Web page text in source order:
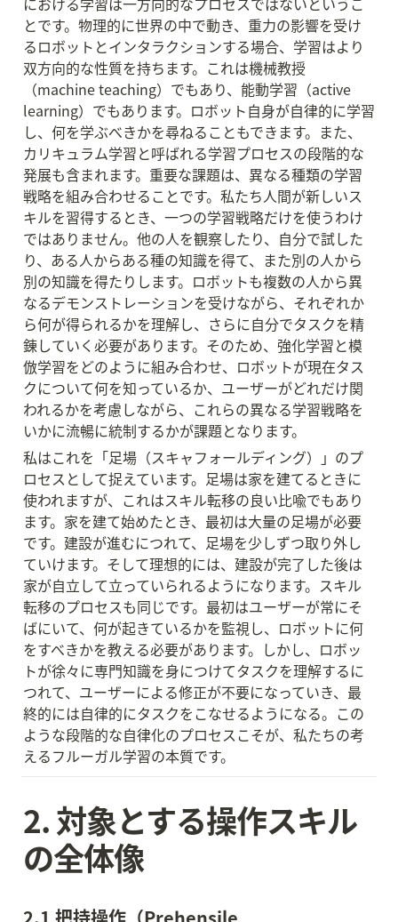
とです。物理的に世界の中で動き、重力の影響を受け
るロボットとインタラクションする場合、学習はより
双方向的な性質を持ちます。これは機械教授
（machine teaching）でもあり、能動学習（active
learning）でもあります。ロボット自身が自律的に学習
し、何を学ぶべきかを尋ねることもできます。また、
カリキュラム学習と呼ばれる学習プロセスの段階的な
発展も含まれます。重要な課題は、異なる種類の学習
戦略を組み合わせることです。私たち人間が新しいス
キルを習得するとき、一つの学習戦略だけを使うわけ
ではありません。他の人を観察したり、自分で試した
り、ある人からある種の知識を得て、また別の人から
別の知識を得たりします。ロボットも複数の人から異
なるデモンストレーションを受けながら、それぞれか
ら何が得られるかを理解し、さらに自分でタスクを精
錬していく必要があります。そのため、強化学習と模
倣学習をどのように組み合わせ、ロボットが現在タス
クについて何を知っているか、ユーザーがどれだけ関
われるかを考慮しながら、これらの異なる学習戦略を
いかに流暢に統制するかが課題となります。
私はこれを「足場（スキャフォールディング）」のプ
ロセスとして捉えています。足場は家を建てるときに
使われますが、これはスキル転移の良い比喩でもあり
ます。家を建て始めたとき、最初は大量の足場が必要
です。建設が進むにつれて、足場を少しずつ取り外し
ていけます。そして理想的には、建設が完了した後は
家が自立して立っていられるようになります。スキル
転移のプロセスも同じです。最初はユーザーが常にそ
ばにいて、何が起きているかを監視し、ロボットに何
をすべきかを教える必要があります。しかし、ロボッ
トが徐々に専門知識を身につけてタスクを理解するに
つれて、ユーザーによる修正が不要になっていき、最
終的には自律的にタスクをこなせるようになる。この
ような段階的な自律化のプロセスこそが、私たちの考
えるフルーガル学習の本質です。
2. 対象とする操作スキル
の全体像